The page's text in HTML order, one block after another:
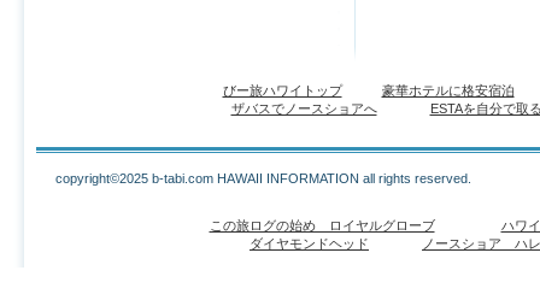
びー旅ハワイトップ
豪華ホテルに格安宿泊
ザバスでノースショアへ
ESTAを自分で取
copyright©2025 b-tabi.com HAWAII INFORMATION all rights reserved.
この旅ログの始め ロイヤルグローブ
ハワ
ダイヤモンドヘッド
ノースショア ハ